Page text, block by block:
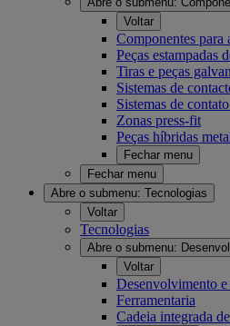
Voltar
Componentes para
Peças estampadas
Tiras e peças
Sistemas de
Sistemas de
Zonas press-fit
Peças híbridas
Fechar menu
Fechar menu
Abre o submenu: Tecnologias
Voltar
Tecnologias
Abre o submenu:
Voltar
Desenvolvimento e
Ferramentaria
Cadeia integrada